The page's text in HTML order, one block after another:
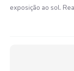
exposição ao sol.